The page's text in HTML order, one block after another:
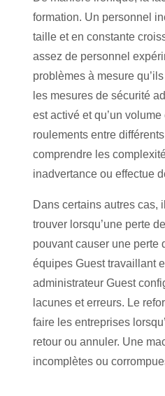
formation. Un personnel
taille et en constante
assez de personnel
problèmes à mesure
les mesures de sécurité
est activé et qu’un
roulements entre
comprendre les
inadvertance ou effectue
Dans certains autres cas,
trouver lorsqu’une perte
pouvant causer une perte
équipes Guest travaillant
administrateur Guest
lacunes et erreurs. Le
faire les entreprises
retour ou annuler. Une
incomplètes ou